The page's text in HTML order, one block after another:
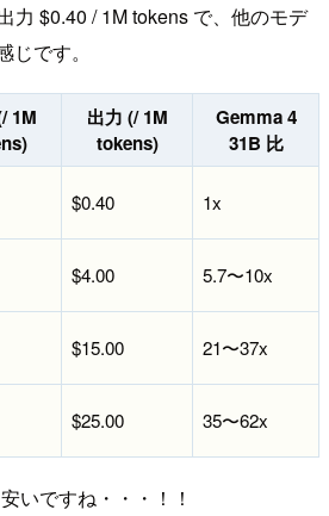
力 $0.40 / 1M tokens で、他のモデ
です。
1M
出力 (/ 1M
tokens)
Gemma 4
31B 比
$0.40 1x
$4.00 5.7〜10x
$15.00 21〜37x
$25.00 35〜62x
いですね・・・！！